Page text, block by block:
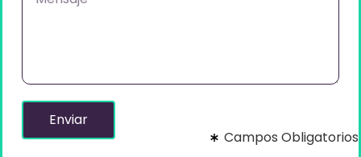
Enviar
Campos Obligatorios